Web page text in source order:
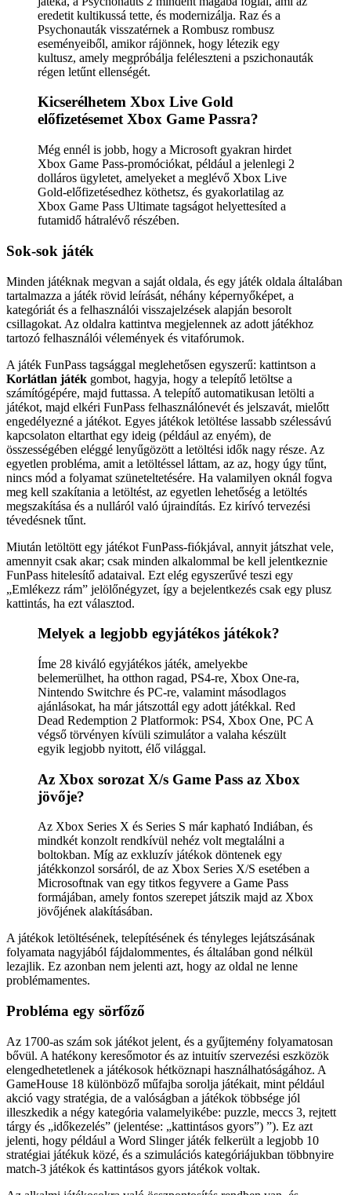
eredetit kultikussá tette, és modernizálja. Raz és a
Psychonauták visszatérnek a Rombusz rombusz
eseményeiből, amikor rájönnek, hogy létezik egy
kultusz, amely megpróbálja feléleszteni a pszichonauták
régen letűnt ellenségét.
Kicserélhetem Xbox Live Gold
előfizetésemet Xbox Game Passra?
Még ennél is jobb, hogy a Microsoft gyakran hirdet
Xbox Game Pass-promóciókat, például a jelenlegi 2
dolláros ügyletet, amelyeket a meglévő Xbox Live
Gold-előfizetésedhez köthetsz, és gyakorlatilag az
Xbox Game Pass Ultimate tagságot helyettesíted a
futamidő hátralévő részében.
Sok-sok játék
Minden játéknak megvan a saját oldala, és egy játék oldala általában
tartalmazza a játék rövid leírását, néhány képernyőképet, a
kategóriát és a felhasználói visszajelzések alapján besorolt ​​
csillagokat. Az oldalra kattintva megjelennek az adott játékhoz
tartozó felhasználói vélemények és vitafórumok.
A játék FunPass tagsággal meglehetősen egyszerű: kattintson a
Korlátlan játék gombot, hagyja, hogy a telepítő letöltse a
számítógépére, majd futtassa. A telepítő automatikusan letölti a
játékot, majd elkéri FunPass felhasználónevét és jelszavát, mielőtt
engedélyezné a játékot. Egyes játékok letöltése lassabb szélessávú
kapcsolaton eltarthat egy ideig (például az enyém), de
összességében eléggé lenyűgözött a letöltési idők nagy része. Az
egyetlen probléma, amit a letöltéssel láttam, az az, hogy úgy tűnt,
nincs mód a folyamat szüneteltetésére. Ha valamilyen oknál fogva
meg kell szakítania a letöltést, az egyetlen lehetőség a letöltés
megszakítása és a nulláról való újraindítás. Ez kirívó tervezési
tévedésnek tűnt.
Miután letöltött egy játékot FunPass-fiókjával, annyit játszhat vele,
amennyit csak akar; csak minden alkalommal be kell jelentkeznie
FunPass hitelesítő adataival. Ezt elég egyszerűvé teszi egy
„Emlékezz rám” jelölőnégyzet, így a bejelentkezés csak egy plusz
kattintás, ha ezt választod.
Melyek a legjobb egyjátékos játékok?
Íme 28 kiváló egyjátékos játék, amelyekbe
belemerülhet, ha otthon ragad, PS4-re, Xbox One-ra,
Nintendo Switchre és PC-re, valamint másodlagos
ajánlásokat, ha már játszottál egy adott játékkal. Red
Dead Redemption 2 Platformok: PS4, Xbox One, PC A
végső törvényen kívüli szimulátor a valaha készült
egyik legjobb nyitott, élő világgal.
Az Xbox sorozat X/s Game Pass az Xbox
jövője?
Az Xbox Series X és Series S már kapható Indiában, és
mindkét konzolt rendkívül nehéz volt megtalálni a
boltokban. Míg az exkluzív játékok döntenek egy
játékkonzol sorsáról, de az Xbox Series X/S esetében a
Microsoftnak van egy titkos fegyvere a Game Pass
formájában, amely fontos szerepet játszik majd az Xbox
jövőjének alakításában.
A játékok letöltésének, telepítésének és tényleges lejátszásának
folyamata nagyjából fájdalommentes, és általában gond nélkül
lezajlik. Ez azonban nem jelenti azt, hogy az oldal ne lenne
problémamentes.
Probléma egy sörfőző
Az 1700-as szám sok játékot jelent, és a gyűjtemény folyamatosan
bővül. A hatékony keresőmotor és az intuitív szervezési eszközök
elengedhetetlenek a játékosok hétköznapi használhatóságához. A
GameHouse 18 különböző műfajba sorolja játékait, mint például
akció vagy stratégia, de a valóságban a játékok többsége jól
illeszkedik a négy kategória valamelyikébe: puzzle, meccs 3, rejtett
tárgy és „időkezelés” (jelentése: „kattintásos gyors”) ”). Ez azt
jelenti, hogy például a Word Slinger játék felkerült a legjobb 10
stratégiai játékuk közé, és a szimulációs kategóriájukban többnyire
match-3 játékok és kattintásos gyors játékok voltak.